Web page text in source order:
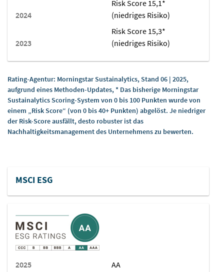
IP-Adresse
Angezeigte Werbung
Impressionen
Online-Identifikatoren
Browser-Informationen
Rechtliche Grundlage
Im Folgenden wird die erforderliche Rechtsgrundlage für
die Verarbeitung von Daten genannt
§25 Absatz 1 S. 1 TTDSG in Verbindung mit Artikel 6
verarbeitet werden. Sollten die Daten auch in anderen
Ländern verarbeitet werden, werden Sie gesondert
Europäische Union
Aufbewahrungsdauer
Die Aufbewahrungsdauer ist die Zeitspanne, in der die
werden. Die Daten müssen gelöscht werden, sobald sie
Risk Score 15,1*
(niedriges Risiko)
Risk Score 15,3*
(niedriges Risiko)
Rating-Agentur: Morningstar Sustainalytics, Stand 06 | 2025,
aufgrund eines Methoden-Updates, * Das bisherige Morningstar
Sustainalytics Scoring-System von 0 bis 100 Punkten wurde von
einem „Risk Score“ (von 0 bis 40+ Punkten) abgelöst. Je niedriger
der Risk-Score ausfällt, desto robuster ist das
Nachhaltigkeitsmanagement des Unternehmens zu bewerten.
MSCI ESG
AA